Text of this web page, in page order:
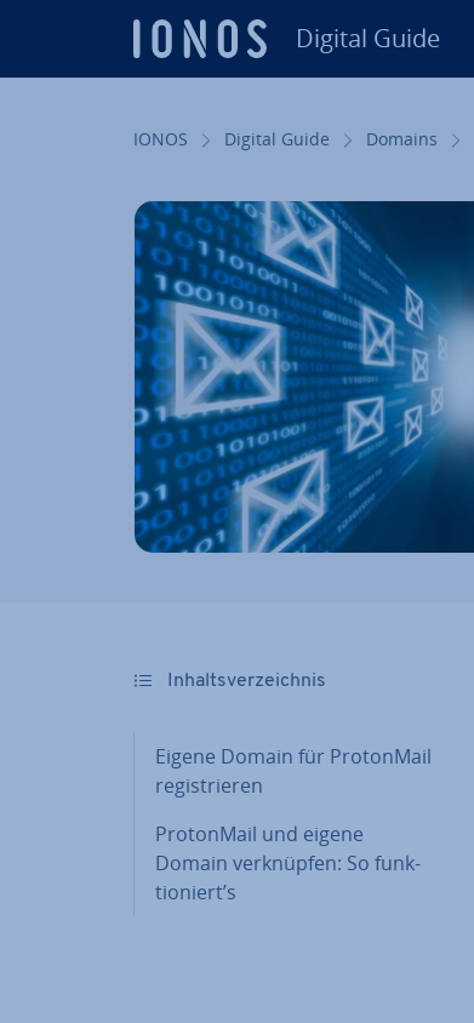
Digital Guide
IONOS Digital Guide Domains
In­halts­ver­zeich­nis
Eigene Domain für Pro­ton­Mail
re­gis­trie­ren
Pro­ton­Mail und eigene
Domain ver­knüp­fen: So funk­
tio­niert’s